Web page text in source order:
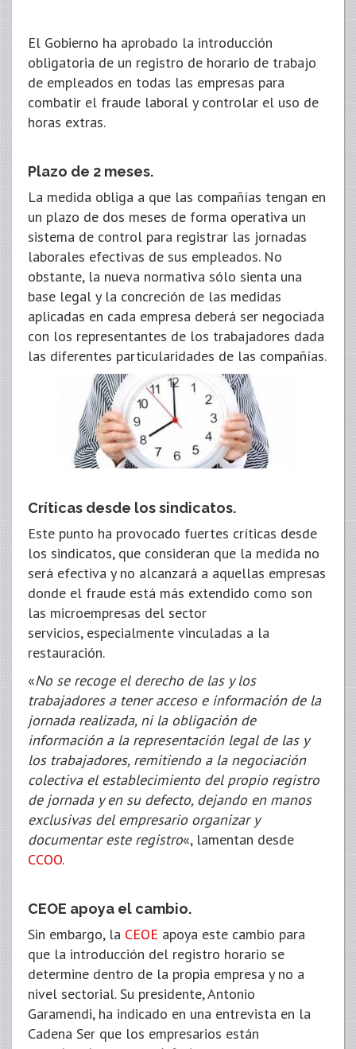
El Gobierno ha aprobado la introducción
obligatoria de un registro de horario de trabajo
de empleados en todas las empresas para
combatir el fraude laboral y controlar el uso de
horas extras.
Plazo de 2 meses.
La medida obliga a que las compañías tengan en
un plazo de dos meses de forma operativa un
sistema de control para registrar las jornadas
laborales efectivas de sus empleados. No
obstante, la nueva normativa sólo sienta una
base legal y la concreción de las medidas
aplicadas en cada empresa deberá ser negociada
con los representantes de los trabajadores dada
las diferentes particularidades de las compañías.
Críticas desde los sindicatos.
Este punto ha provocado fuertes críticas desde
los sindicatos, que consideran que la medida no
será efectiva y no alcanzará a aquellas empresas
donde el fraude está más extendido como son
las microempresas del sector
servicios, especialmente vinculadas a la
restauración.
«No se recoge el derecho de las y los
trabajadores a tener acceso e información de la
jornada realizada, ni la obligación de
información a la representación legal de las y
los trabajadores, remitiendo a la negociación
colectiva el establecimiento del propio registro
de jornada y en su defecto, dejando en manos
exclusivas del empresario organizar y
documentar este registro«, lamentan desde
CCOO.
CEOE apoya el cambio.
Sin embargo, la CEOE apoya este cambio para
que la introducción del registro horario se
determine dentro de la propia empresa y no a
nivel sectorial. Su presidente, Antonio
Garamendi, ha indicado en una entrevista en la
Cadena Ser que los empresarios están